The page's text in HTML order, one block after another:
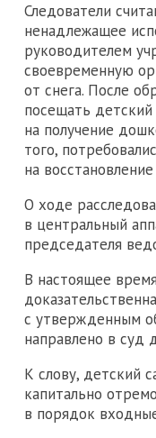
Следователи
ненадлежащее
руководителем
своевременную
от снега. После
посещать
на получение
того,
на
О ходе
в центральный
председателя
В настоящее
с утвержденным
направлено в суд
К слову, детский
капитально
в порядок